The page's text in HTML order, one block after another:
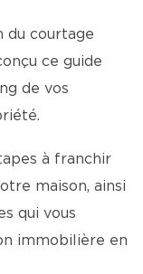
du courtage
ce guide
de vos
à franchir
maison, ainsi
qui vous
immobilière en